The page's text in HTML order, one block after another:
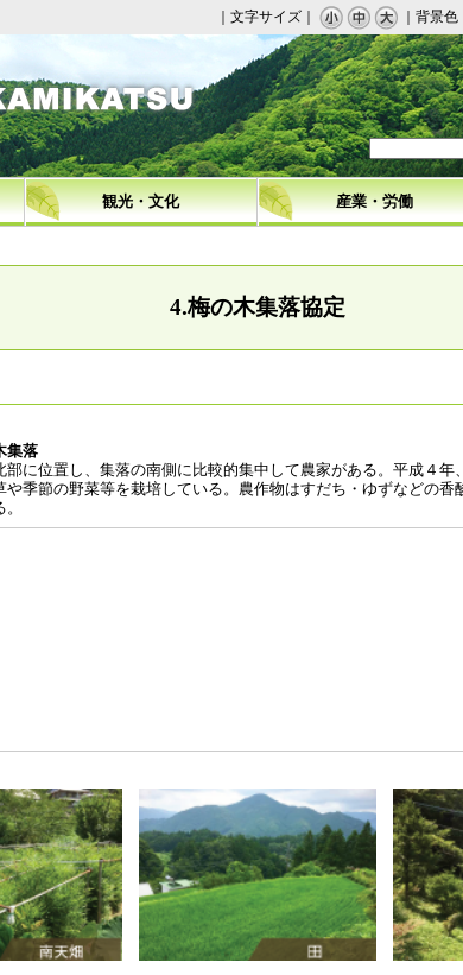
｜文字サイズ｜ ｜背景色
観光・文化 産業・労働
4.梅の木集落協定
集落
部に位置し、集落の南側に比較的集中して農家がある。平成４
や季節の野菜等を栽培している。農作物はすだち・ゆずなどの